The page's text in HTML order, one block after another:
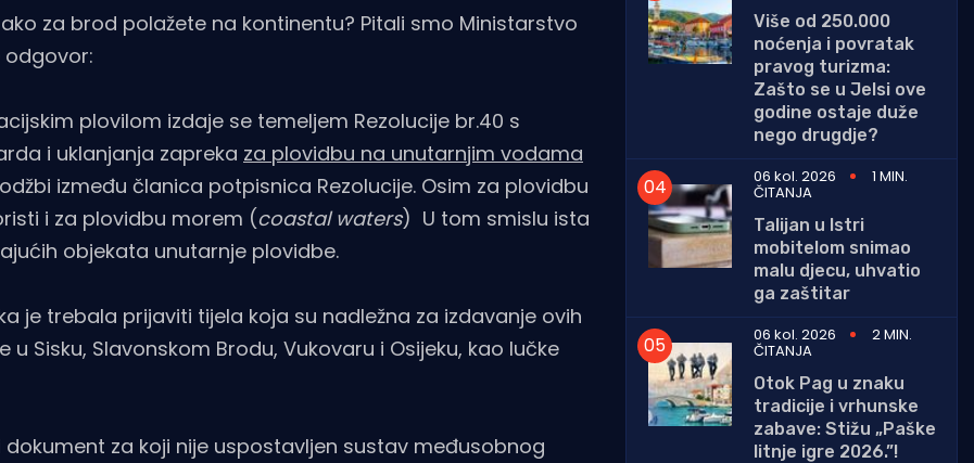
za brod polažete na kontinentu? Pitali smo Ministarstvo
plovilom izdaje se temeljem Rezolucije br.40 s
i uklanjanja zapreka za plovidbu na unutarnjim vodama
između članica potpisnica Rezolucije. Osim za plovidbu
i za plovidbu morem (coastal waters) U tom smislu ista
objekata unutarnje plovidbe.
je trebala prijaviti tijela koja su nadležna za izdavanje ovih
Sisku, Slavonskom Brodu, Vukovaru i Osijeku, kao lučke
za koji nije uspostavljen sustav međusobnog
Više od 250.000
noćenja i povratak
pravog turizma:
Zašto se u Jelsi ove
godine ostaje duže
nego drugdje?
06 kol. 2026
1 MIN.
ČITANJA
Talijan u Istri
mobitelom snimao
malu djecu, uhvatio
ga zaštitar
06 kol. 2026
2 MIN.
ČITANJA
Otok Pag u znaku
tradicije i vrhunske
zabave: Stižu „Paške
litnje igre 2026.”!